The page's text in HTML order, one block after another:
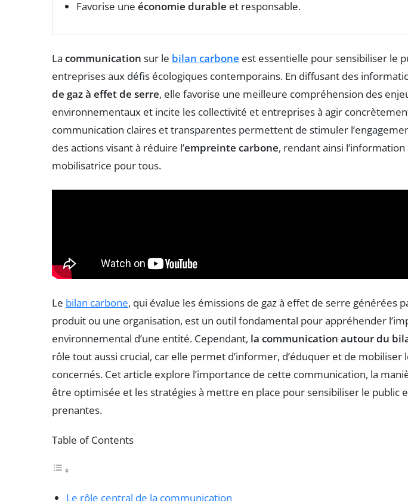
Favorise une économie durable et responsable.
La communication sur le bilan carbone est essentielle pour sensibiliser le
entreprises aux défis écologiques contemporains. En diffusant des
de gaz à effet de serre, elle favorise une meilleure compréhension des
environnementaux et incite les collectivité et entreprises à agir
communication claires et transparentes permettent de stimuler
des actions visant à réduire l’empreinte carbone, rendant ainsi
mobilisatrice pour tous.
Le bilan carbone, qui évalue les émissions de gaz à effet de serre générées
produit ou une organisation, est un outil fondamental pour appréhender
environnemental d’une entité. Cependant, la communication autour du
rôle tout aussi crucial, car elle permet d’informer, d’éduquer et de
concernés. Cet article explore l’importance de cette communication, la
être optimisée et les stratégies à mettre en place pour sensibiliser le public
prenantes.
Table of Contents
Le rôle central de la communication